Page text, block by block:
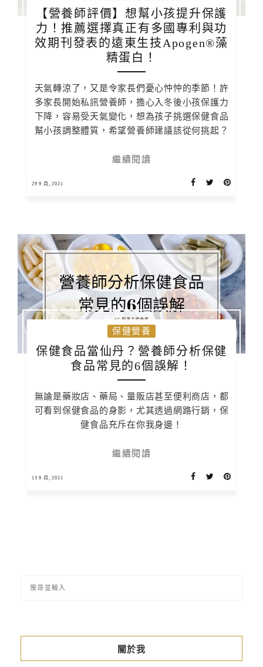
【營養師評價】想幫小孩提升保護
力！推薦選擇真正有多國專利與功
效期刊發表的遠東生技Apogen®藻
精蛋白！
天氣轉涼了，又是令家長們憂心忡忡的季節！許
多家長開始私訊營養師，擔心入冬後小孩保護力
下降，容易受天氣變化，想為孩子挑選保健食品
幫小孩調整體質，希望營養師建議該從何挑起？
繼續閱讀
29 9 月, 2021
保健營養
保健食品當仙丹？營養師分析保健
食品常見的6個誤解！
無論是藥妝店、藥局、量販店甚至便利商店，都
可看到保健食品的身影，尤其透過網路行銷，保
健食品充斥在你我身邊！
繼續閱讀
13 9 月, 2021
關於我